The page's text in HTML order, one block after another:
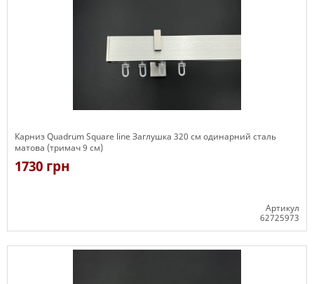
Карниз Quadrum Square line Заглушка 320 см одинарний сталь
матова (тримач 9 см)
1730 грн
Артикул
62725973